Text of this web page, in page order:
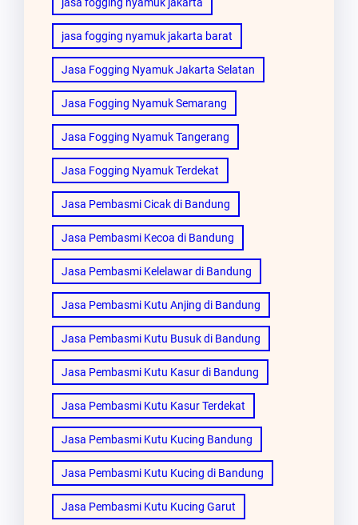
jasa fogging nyamuk jakarta
jasa fogging nyamuk jakarta barat
Jasa Fogging Nyamuk Jakarta Selatan
Jasa Fogging Nyamuk Semarang
Jasa Fogging Nyamuk Tangerang
Jasa Fogging Nyamuk Terdekat
Jasa Pembasmi Cicak di Bandung
Jasa Pembasmi Kecoa di Bandung
Jasa Pembasmi Kelelawar di Bandung
Jasa Pembasmi Kutu Anjing di Bandung
Jasa Pembasmi Kutu Busuk di Bandung
Jasa Pembasmi Kutu Kasur di Bandung
Jasa Pembasmi Kutu Kasur Terdekat
Jasa Pembasmi Kutu Kucing Bandung
Jasa Pembasmi Kutu Kucing di Bandung
Jasa Pembasmi Kutu Kucing Garut